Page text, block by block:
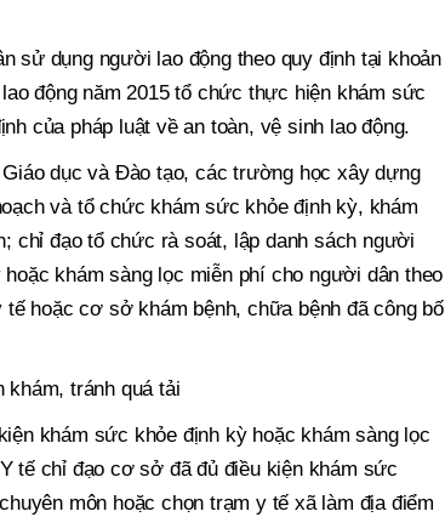
sử dụng người lao động theo quy định tại khoản
động năm 2015 tổ chức thực hiện khám sức
của pháp luật về an toàn, vệ sinh lao động.
dục và Đào tạo, các trường học xây dựng
và tổ chức khám sức khỏe định kỳ, khám
chỉ đạo tổ chức rà soát, lập danh sách người
khám sàng lọc miễn phí cho người dân theo
hoặc cơ sở khám bệnh, chữa bệnh đã công bố
khám, tránh quá tải
khám sức khỏe định kỳ hoặc khám sàng lọc
tế chỉ đạo cơ sở đã đủ điều kiện khám sức
môn hoặc chọn trạm y tế xã làm địa điểm